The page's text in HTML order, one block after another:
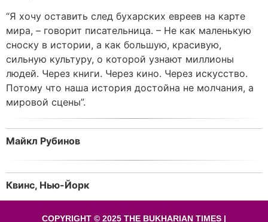
“Я хочу оставить след бухарских евреев на карте
мира, – говорит писательница. – Не как маленькую
сноску в истории, а как большую, красивую,
сильную культуру, о которой узнают миллионы
людей. Через книги. Через кино. Через искусство.
Потому что наша история достойна не молчания, а
мировой сцены”.
Майкл Рубинов
Квинс, Нью-Йорк
COPYRIGHT © 2025 THE BUKHARIAN TIMES |